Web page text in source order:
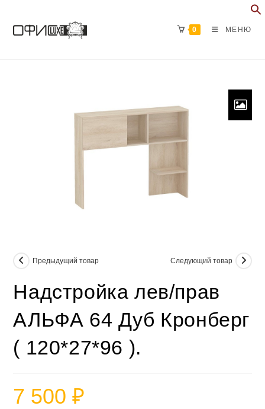
0 МЕНЮ
Предыдущий товар Следующий товар
Надстройка лев/прав
АЛЬФА 64 Дуб Кронберг
( 120*27*96 ).
7 500₽